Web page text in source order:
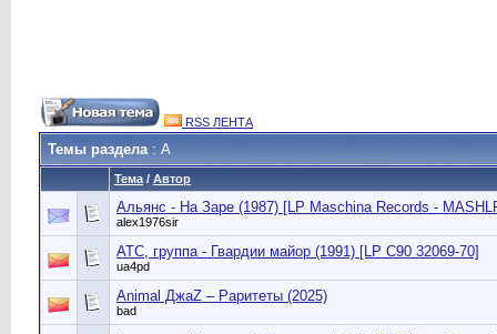
RSS ЛЕНТА
Темы раздела: А
Тема / Автор
Альянс - На Заре (1987) [LP Maschina Records -
alex1976sir
АТС, группа - Гвардии майор (1991) [LP C90 32069-70]
ua4pd
Animal ДжаZ – Раритеты (2025)
bad